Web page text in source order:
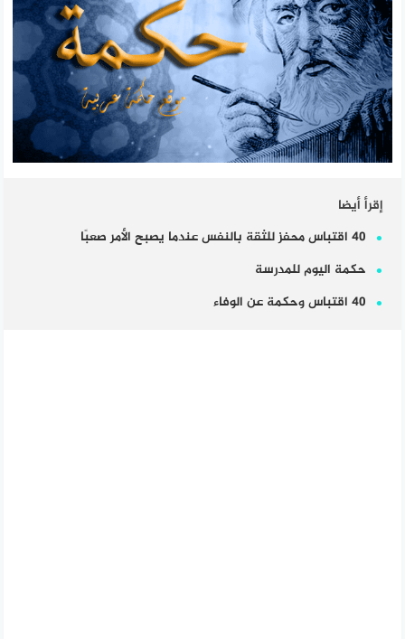
إقرأ أيضا
40 اقتباس محفز للثقة بالنفس عندما يصبح الأمر صعبًا
حكمة اليوم للمدرسة
40 اقتباس وحكمة عن الوفاء